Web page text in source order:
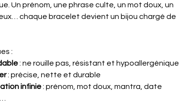
Un prénom, une phrase culte, un mot doux, un
chaque bracelet devient un bijou chargé de
:
: ne rouille pas, résistant et hypoallergénique
: précise, nette et durable
infinie: prénom, mot doux, mantra, date